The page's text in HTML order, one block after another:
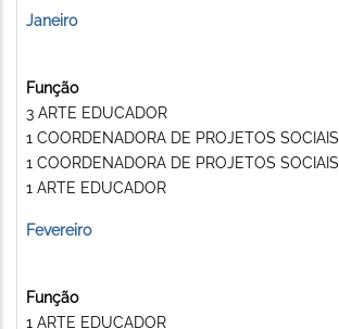
Janeiro
Função
3 ARTE EDUCADOR
1 COORDENADORA DE PROJETOS SOCIAIS
1 COORDENADORA DE PROJETOS SOCIAIS
1 ARTE EDUCADOR
Fevereiro
Função
1 ARTE EDUCADOR